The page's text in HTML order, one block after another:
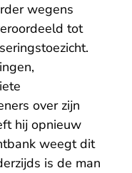
wegens
tot
over zijn
hij opnieuw
weegt dit
is de man